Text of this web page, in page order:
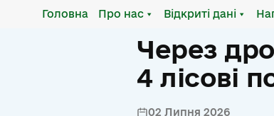
Головна Про нас Відкриті дані
Через
4 лісові
02 Липня 2026